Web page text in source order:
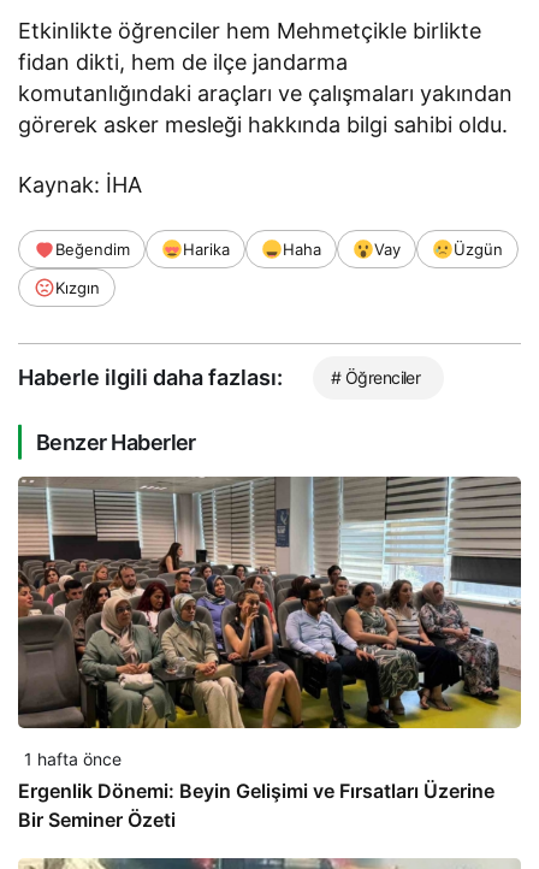
Etkinlikte öğrenciler hem Mehmetçikle birlikte
fidan dikti, hem de ilçe jandarma
komutanlığındaki araçları ve çalışmaları yakından
görerek asker mesleği hakkında bilgi sahibi oldu.
Kaynak: İHA
Beğendim Harika Haha Vay
Üzgün
Kızgın
Haberle ilgili daha fazlası: # Öğrenciler
Benzer Haberler
1 hafta önce
Ergenlik Dönemi: Beyin Gelişimi ve Fırsatları Üzerine
Bir Seminer Özeti